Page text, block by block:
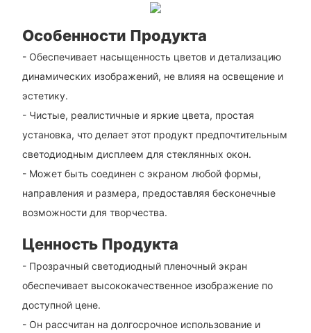
Особенности Продукта
- Обеспечивает насыщенность цветов и детализацию
динамических изображений, не влияя на освещение и
эстетику.
- Чистые, реалистичные и яркие цвета, простая
установка, что делает этот продукт предпочтительным
светодиодным дисплеем для стеклянных окон.
- Может быть соединен с экраном любой формы,
направления и размера, предоставляя бесконечные
возможности для творчества.
Ценность Продукта
- Прозрачный светодиодный пленочный экран
обеспечивает высококачественное изображение по
доступной цене.
- Он рассчитан на долгосрочное использование и